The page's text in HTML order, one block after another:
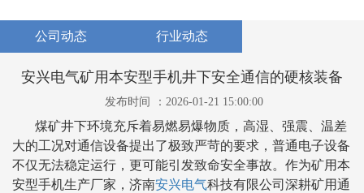
公司动态 行业动态
安兴电气矿用本安型手机井下安全通信的硬核装备
发布时间 ：2026-01-21 15:00:00
煤矿井下环境充斥着易燃易爆物质，高湿、强震、温差
大的工况对通信设备提出了极致严苛的要求，普通电子设备
不仅无法稳定运行，更可能引发致命安全事故。作为矿用本
安型手机生产厂家，济南安兴电气科技有限公司深耕矿用通